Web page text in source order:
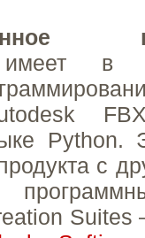
имеет в
Python.
с